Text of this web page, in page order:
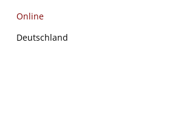
Online
Deutschland